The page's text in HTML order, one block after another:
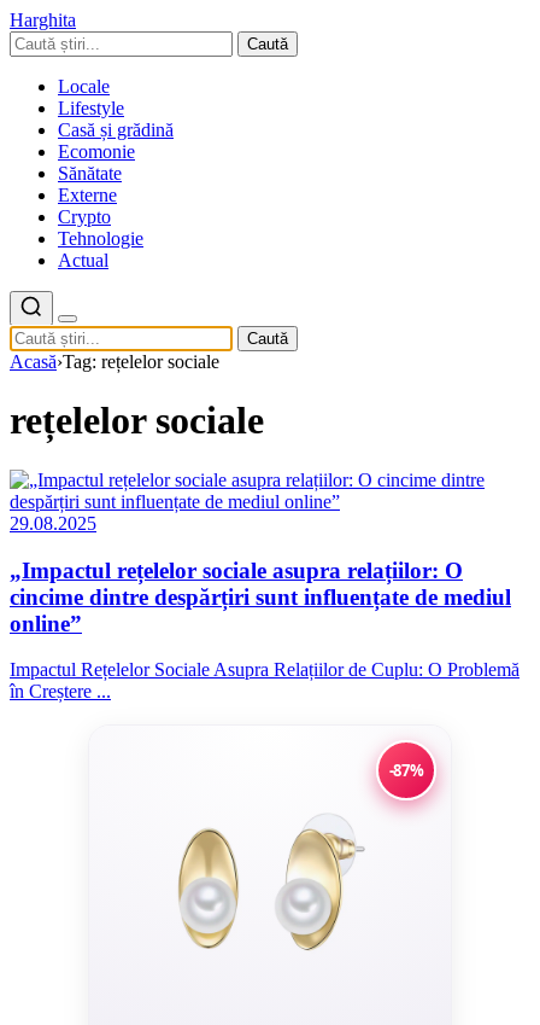
Harghita
Caută
Locale
Lifestyle
Casă și grădină
Ecomonie
Sănătate
Externe
Crypto
Tehnologie
Actual
Caută
Acasă›Tag: rețelelor sociale
rețelelor sociale
29.08.2025
„Impactul rețelelor sociale asupra relațiilor: O
cincime dintre despărțiri sunt influențate de mediul
online”
Impactul Rețelelor Sociale Asupra Relațiilor de Cuplu: O Problemă
în Creștere ...
-87%